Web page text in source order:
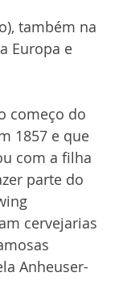
também na
Europa e
começo do
1857 e que
com a filha
parte do
cervejarias
Anheuser-